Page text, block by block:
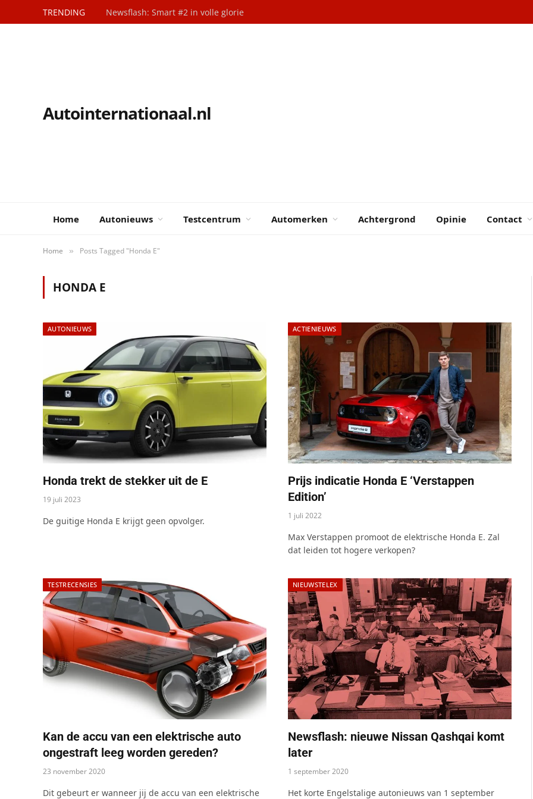
TRENDING Newsflash: Smart #2 in volle glorie
Autointernationaal.nl
Home Autonieuws Testcentrum Automerken Achtergrond Opinie Contact
Home » Posts Tagged "Honda E"
HONDA E
AUTONIEUWS
Honda trekt de stekker uit de E
19 juli 2023
De guitige Honda E krijgt geen opvolger.
ACTIENIEUWS
Prijs indicatie Honda E ‘Verstappen
Edition’
1 juli 2022
Max Verstappen promoot de elektrische Honda E. Zal
dat leiden tot hogere verkopen?
TESTRECENSIES
Kan de accu van een elektrische auto
ongestraft leeg worden gereden?
23 november 2020
Dit gebeurt er wanneer jij de accu van een elektrische
NIEUWSTELEX
Newsflash: nieuwe Nissan Qashqai komt
later
1 september 2020
Het korte Engelstalige autonieuws van 1 september